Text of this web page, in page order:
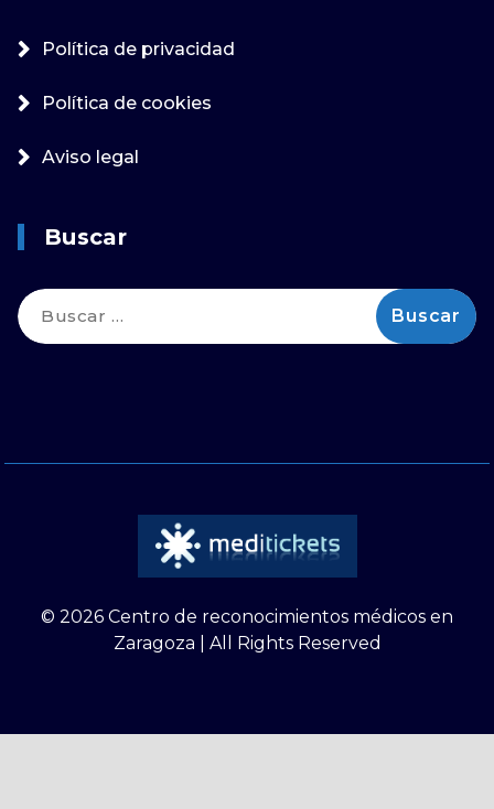
Política de privacidad
Política de cookies
Aviso legal
Buscar
Buscar:
© 2026 Centro de reconocimientos médicos en
Zaragoza | All Rights Reserved